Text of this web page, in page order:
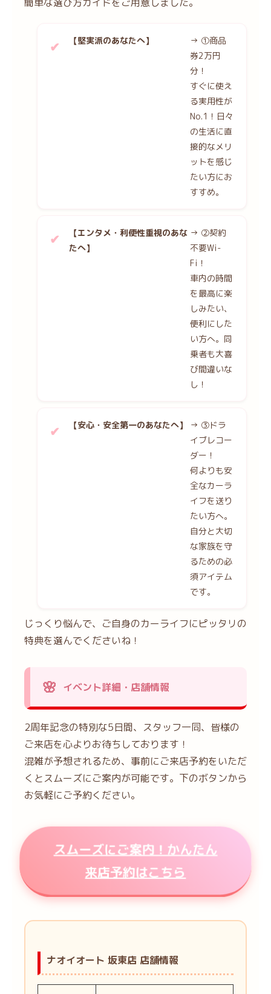
【堅実派のあなたへ】
→ ①商品
券2万円
分！
すぐに使え
る実用性が
No.1！日々
の生活に直
接的なメリ
ットを感じ
たい方にお
すすめ。
【エンタメ・利便性重視のあな
たへ】
→ ②契約
不要Wi-
Fi！
車内の時間
を最高に楽
しみたい、
便利にした
い方へ。同
乗者も大喜
び間違いな
し！
【安心・安全第一のあなたへ】
→ ③ドラ
イブレコー
ダー！
何よりも安
全なカーラ
イフを送り
たい方へ。
自分と大切
な家族を守
るための必
須アイテム
です。
じっくり悩んで、ご自身のカーライフにピッタリの
特典を選んでくださいね！
イベント詳細・店舗情報
2周年記念の特別な5日間、スタッフ一同、皆様の
ご来店を心よりお待ちしております！
混雑が予想されるため、事前にご来店予約をいただ
くとスムーズにご案内が可能です。下のボタンから
お気軽にご予約ください。
スムーズにご案内！かんたん
来店予約はこちら
ナオイオート 坂東店 店舗情報